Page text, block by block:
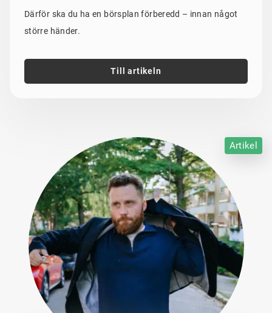
Därför ska du ha en börsplan förberedd – innan något
större händer.
Till artikeln
Artikel